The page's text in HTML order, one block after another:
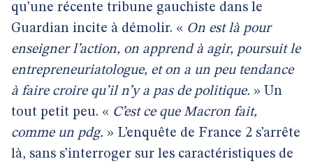
qu’une récente tribune gauchiste dans le
Guardian incite à démolir. « On est là pour
enseigner l’action, on apprend à agir, poursuit le
entrepreneuriatologue, et on a un peu tendance
à faire croire qu’il n’y a pas de politique. » Un
tout petit peu. « C’est ce que Macron fait,
comme un pdg. » L’enquête de France 2 s’arrête
là, sans s’interroger sur les caractéristiques de